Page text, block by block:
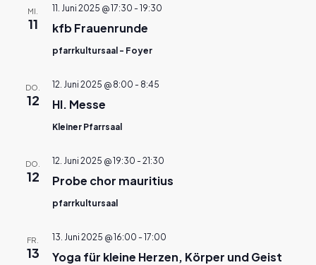
MI.
11 kfb Frauenrunde
11. Juni 2025 @ 17:30 - 19:30
pfarrkultursaal - Foyer
DO.
12 Hl. Messe
12. Juni 2025 @ 8:00 - 8:45
Kleiner Pfarrsaal
DO.
12 Probe chor mauritius
12. Juni 2025 @ 19:30 - 21:30
pfarrkultursaal
FR.
13 Yoga für kleine Herzen, Körper und Geist
13. Juni 2025 @ 16:00 - 17:00